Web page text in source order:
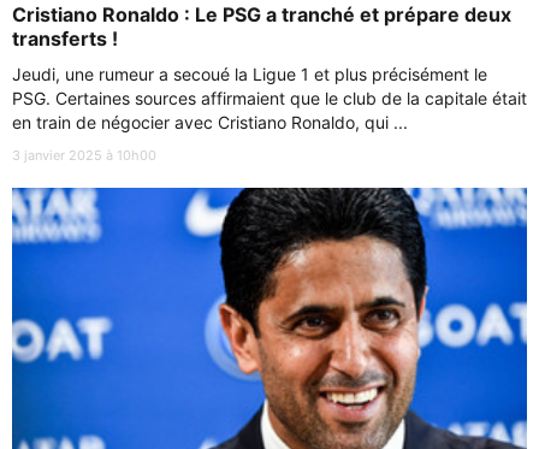
Cristiano Ronaldo : Le PSG a tranché et prépare deux
transferts !
Jeudi, une rumeur a secoué la Ligue 1 et plus précisément le
PSG. Certaines sources affirmaient que le club de la capitale était
en train de négocier avec Cristiano Ronaldo, qui ...
3 janvier 2025 à 10h00